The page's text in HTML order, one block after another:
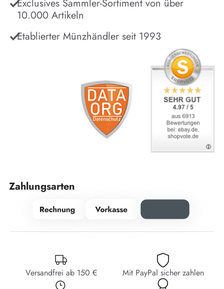
Exclusives Sammler-Sortiment von über
10.000 Artikeln
Etablierter Münzhändler seit 1993
Zahlungsarten
Versandfrei ab 150 € Mit PayPal sicher zahlen